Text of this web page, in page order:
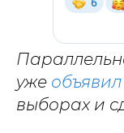
уже объявил
выборах и